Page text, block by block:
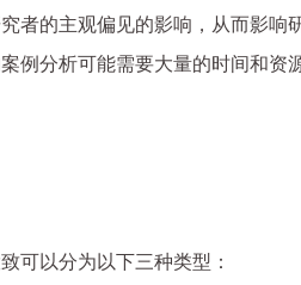
者的主观偏见的影响，从而影响
例分析可能需要大量的时间和资源
可以分为以下三种类型：